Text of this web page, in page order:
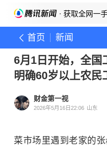
· 获取全网一
首页 新闻
6月1日开始，全国
明确60岁以上农民
财金第一视
2026年5月16日22:06 山东
菜市场里遇到老家的